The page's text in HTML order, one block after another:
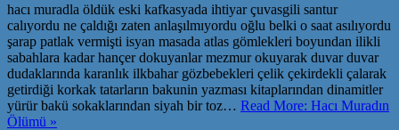
hacı muradla öldük eski kafkasyada ihtiyar çuvasgili santur
calıyordu ne çaldığı zaten anlaşılmıyordu oğlu belki o saat asılıyordu
şarap patlak vermişti isyan masada atlas gömlekleri boyundan ilikli
sabahlara kadar hançer dokuyanlar mezmur okuyarak duvar duvar
dudaklarında karanlık ilkbahar gözbebekleri çelik çekirdekli çalarak
getirdiği korkak tatarların bakunin yazması kitaplarından dinamitler
yürür bakü sokaklarından siyah bir toz… Read More: Hacı Muradın
Ölümü »